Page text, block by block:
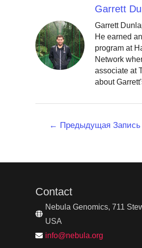
Garrett
Garrett
He earned
program at
Network
associate at
about
Навигация
← Предыдущая Запись
Contact
Nebula Genomics, 711
USA
info@nebula.org